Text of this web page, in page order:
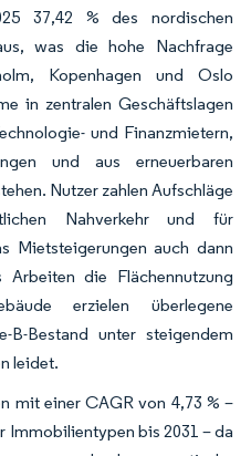
37,42 % des nordischen
was die hohe Nachfrage
Kopenhagen und Oslo
in zentralen Geschäftslagen
und Finanzmietern,
und aus erneuerbaren
Nutzer zahlen Aufschläge
Nahverkehr und für
Mietsteigerungen auch dann
die Flächennutzung
erzielen überlegene
B-Bestand unter steigendem
leidet.
mit einer CAGR von 4,73 % –
Immobilientypen bis 2031 – da